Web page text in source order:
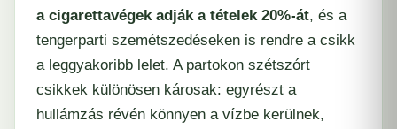
a cigarettavégek adják a tételek 20%-át, és a
tengerparti szemétszedéseken is rendre a csikk
a leggyakoribb lelet. A partokon szétszórt
csikkek különösen károsak: egyrészt a
hullámzás révén könnyen a vízbe kerülnek,